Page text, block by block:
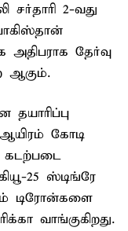
2-வது
அதிபராக தேர்வு
ஆகும்.
கோடி
கடற்படை
25 ஸ்டிங்ரே
டிரோன்களை
வாங்குகிறது.